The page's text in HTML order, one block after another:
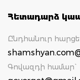
Հետադարձ
Ընդհանուր
Գովազդի համար`